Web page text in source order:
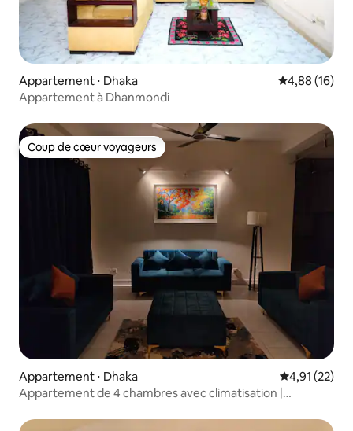
Appartement ⋅ Dhaka Évaluation
4,88 (16)
Appartement à Dhanmondi
Coup de cœur voyageurs
Coup de cœur voyageurs
Appartement ⋅ Dhaka Évaluation
4,91 (22)
Appartement de 4 chambres avec climatisation |